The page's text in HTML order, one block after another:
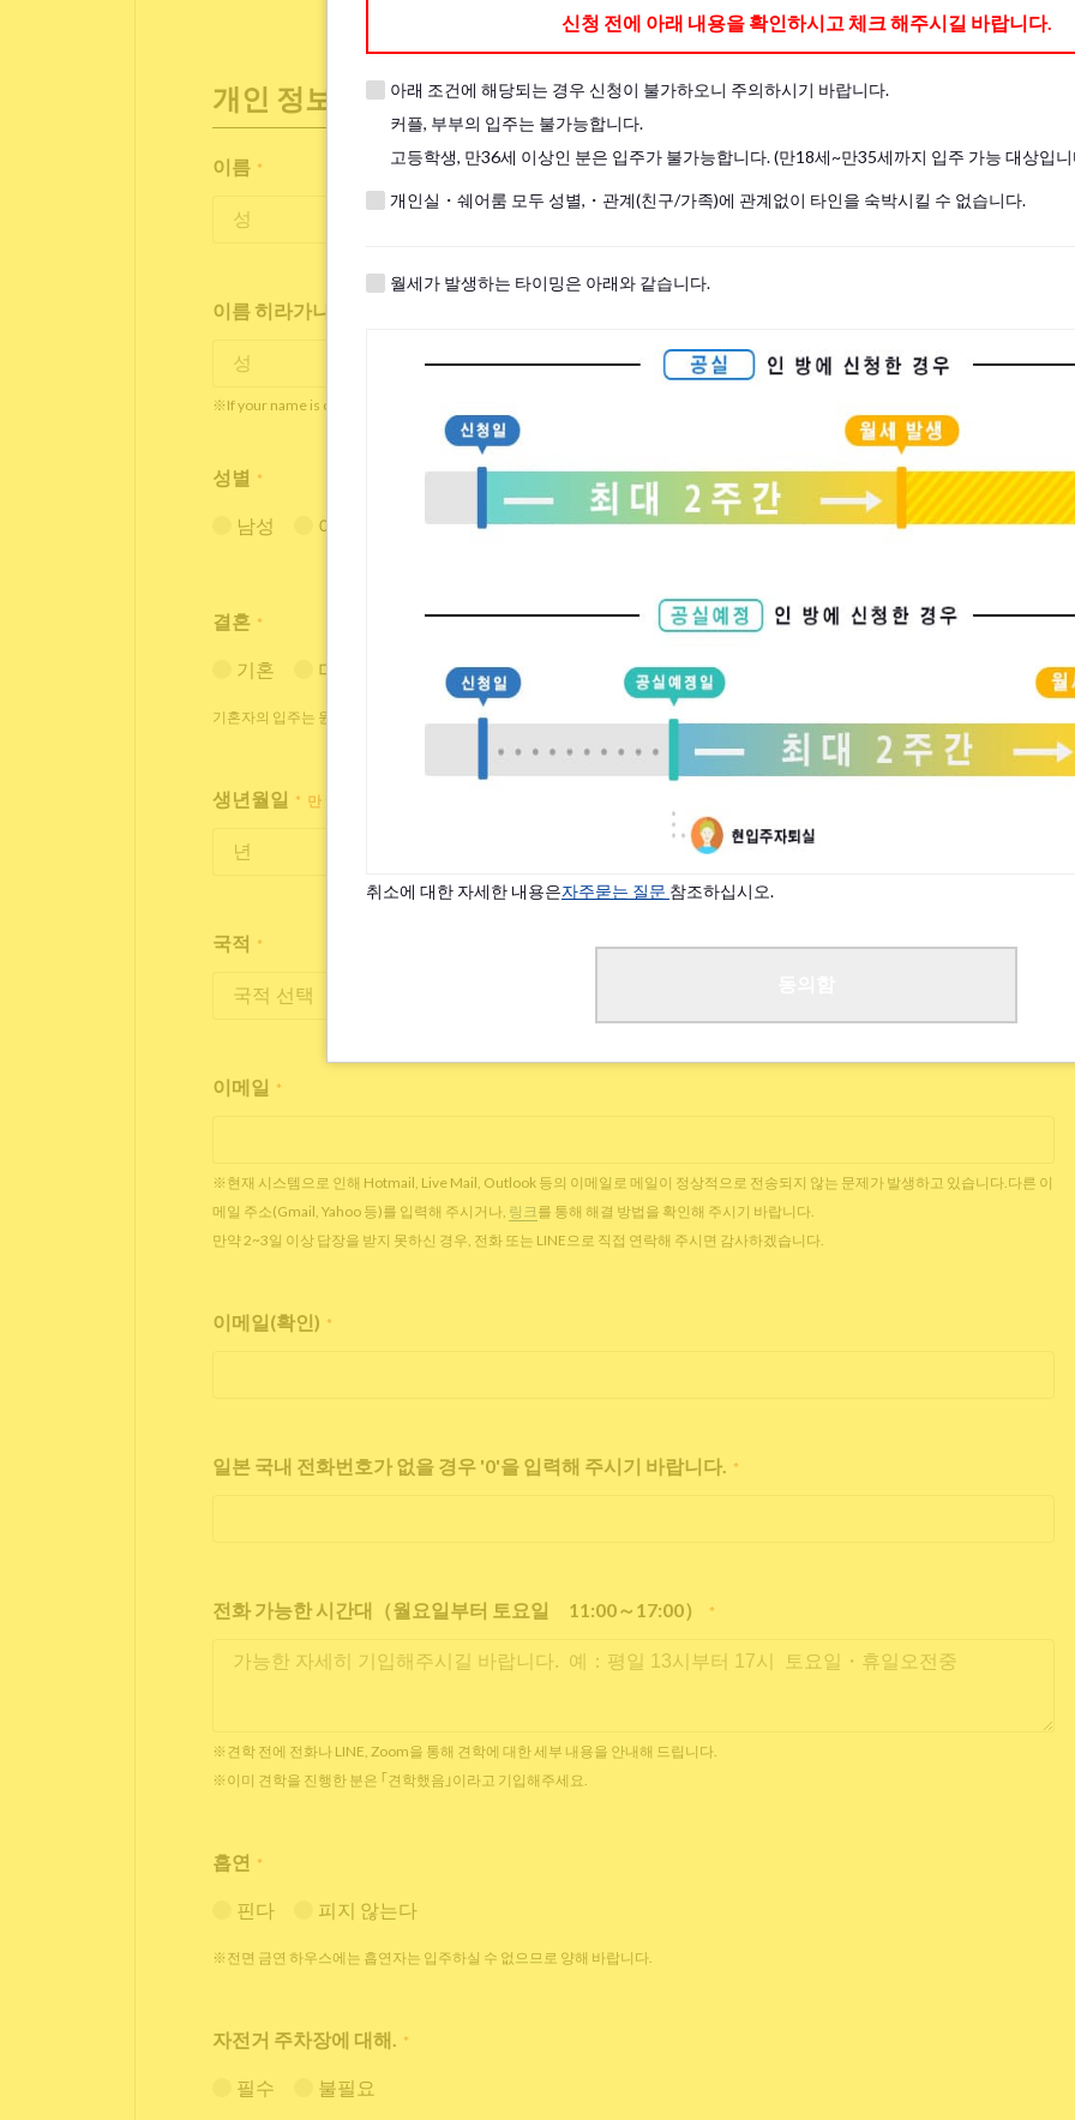
개인 정보
이름 *
이름 히라가나/가타가나/영어
※If your name is originally spelled in roman letters, please write your name again.
성별 *
남성 여성
결혼 *
기혼 미혼
기혼자의 입주는 원칙적으로 거절하고 있습니다만, 상황에 따라 입주 안내가 가능합니다.
생년월일 * 만 18세~35세까지 입주가 가능합니다
국적 *
이메일 *
※현재 시스템으로 인해 Hotmail, Live Mail, Outlook 등의 이메일로 메일이 정상적으로 전송되지 않는 문제가 발생하고 있습니다.다른 이
메일 주소(Gmail, Yahoo 등)를 입력해 주시거나, 링크 를 통해 해결 방법을 확인해 주시기 바랍니다.
만약 2~3일 이상 답장을 받지 못하신 경우, 전화 또는 LINE으로 직접 연락해 주시면 감사하겠습니다.
이메일(확인) *
일본 국내 전화번호가 없을 경우 '0'을 입력해 주시기 바랍니다. *
전화 가능한 시간대（월요일부터 토요일 11:00～17:00） *
※견학 전에 전화나 LINE, Zoom을 통해 견학에 대한 세부 내용을 안내해 드립니다.
※이미 견학을 진행한 분은 ｢견학했음｣이라고 기입해주세요.
흡연 *
핀다 피지 않는다
※전면 금연 하우스에는 흡연자는 입주하실 수 없으므로 양해 바랍니다.
자전거 주차장에 대해. *
필수 불필요
신청 전에 아래 내용을 확인하시고 체크 해주시길 바랍니다.
아래 조건에 해당되는 경우 신청이 불가하오니 주의하시기 바랍니다.
커플, 부부의 입주는 불가능합니다.
고등학생, 만36세 이상인 분은 입주가 불가능합니다. (만18세~만35세까지 입주 가능 대상입
개인실・쉐어룸 모두 성별,・관계(친구/가족)에 관계없이 타인을 숙박시킬 수 없습니다.
월세가 발생하는 타이밍은 아래와 같습니다.
취소에 대한 자세한 내용은자주묻는 질문 참조하십시오.